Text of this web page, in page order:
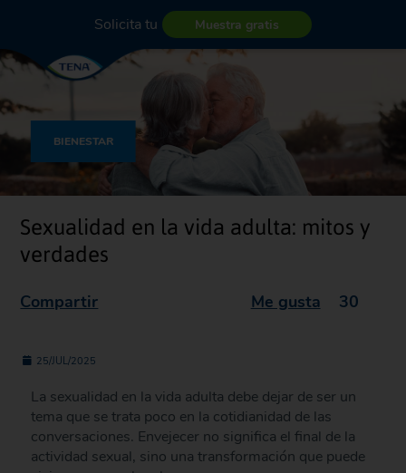
Solicita tu Muestra gratis
BIENESTAR
Sexualidad en la vida adulta: mitos y
verdades
Compartir Me gusta 30
25/JUL/2025
La sexualidad en la vida adulta debe dejar de ser un
tema que se trata poco en la cotidianidad de las
conversaciones. Envejecer no significa el final de la
actividad sexual, sino una transformación que puede